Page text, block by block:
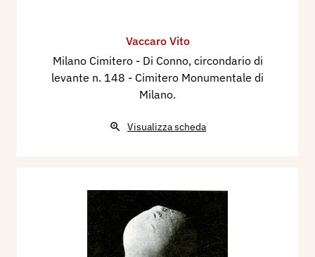
Vaccaro Vito
Milano Cimitero - Di Conno, circondario di
levante n. 148 - Cimitero Monumentale di
Milano.
Visualizza scheda